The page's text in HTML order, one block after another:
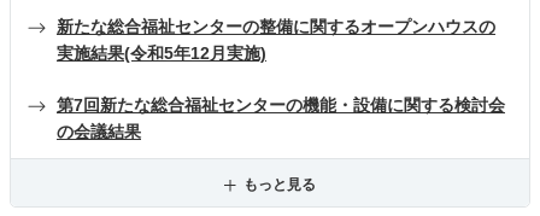
新たな総合福祉センターの整備に関するオープンハウスの
実施結果(令和5年12月実施)
第7回新たな総合福祉センターの機能・設備に関する検討会
の会議結果
もっと見る